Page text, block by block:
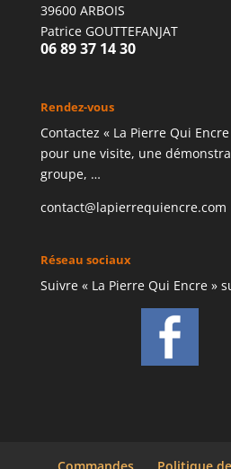
39600 ARBOIS
Patrice GOUTTEFANJAT
06 89 37 14 30
Rendez-vous
Contactez « La Pierre Qui Encre
pour une visite, une
groupe, …
contact@lapierrequiencre.com
Réseau sociaux
Suivre « La Pierre Qui Encre »
Commandes Politique